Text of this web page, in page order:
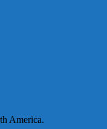
America.